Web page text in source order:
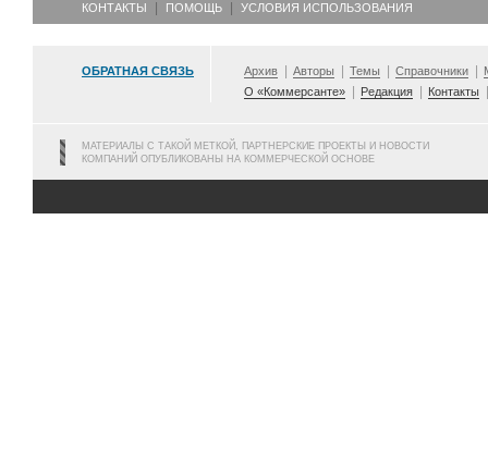
КОНТАКТЫ ПОМОЩЬ УСЛОВИЯ ИСПОЛЬЗОВАНИЯ
ОБРАТНАЯ СВЯЗЬ Архив Авторы Темы Справочники
О «Коммерсанте»
Редакция Контакты
МАТЕРИАЛЫ С ТАКОЙ МЕТКОЙ, ПАРТНЕРСКИЕ ПРОЕКТЫ И НОВОСТИ
КОМПАНИЙ ОПУБЛИКОВАНЫ НА КОММЕРЧЕСКОЙ ОСНОВЕ